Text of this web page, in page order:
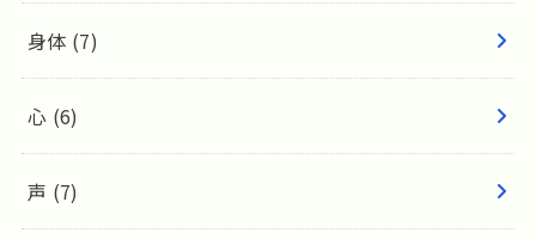
身体 (7)
心 (6)
声 (7)